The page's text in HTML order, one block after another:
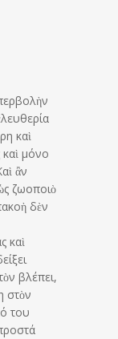
καὶ
καὶ μόνο
ἂν
ζωοποιὸ
δὲν
καὶ
βλέπει,
στὸν
του